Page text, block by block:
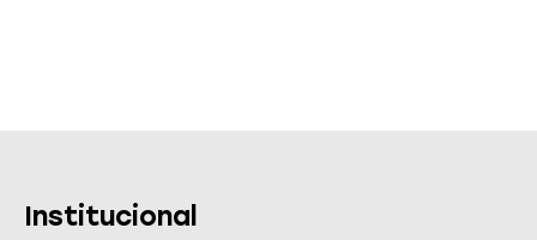
Institucional